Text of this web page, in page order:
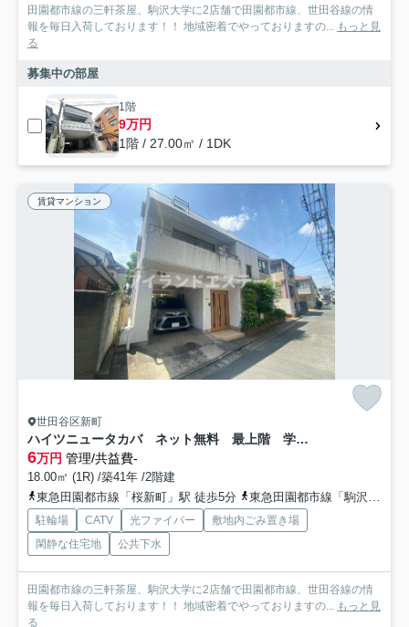
田園都市線の三軒茶屋、駒沢大学に2店舗で田園都市線、世田谷線の情
報を毎日入荷しております！！ 地域密着でやっておりますの... もっと見
る
募集中の部屋
1階
9万円
1階 / 27.00㎡ / 1DK
賃貸マンション
世田谷区新町
ハイツニュータカバ ネット無料 最上階 学生おすすめ
6万円 管理/共益費-
18.00㎡ (1R) /築41年 /2階建
東急田園都市線「桜新町」駅 徒歩5分
東急田園都市線「駒沢大学」駅 徒歩12分
駐輪場 CATV 光ファイバー
敷地内ごみ置き場
閑静な住宅地
公共下水
田園都市線の三軒茶屋、駒沢大学に2店舗で田園都市線、世田谷線の情
報を毎日入荷しております！！ 地域密着でやっておりますの... もっと見
る